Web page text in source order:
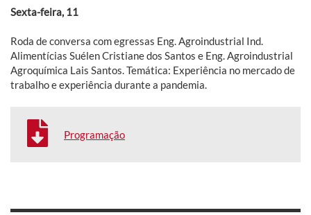
Sexta-feira, 11
Roda de conversa com egressas Eng. Agroindustrial Ind.
Alimentícias Suélen Cristiane dos Santos e Eng. Agroindustrial
Agroquímica Lais Santos. Temática: Experiência no mercado de
trabalho e experiência durante a pandemia.
Programação